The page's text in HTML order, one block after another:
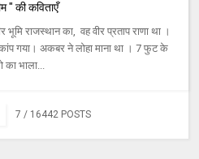
" की कविताएँ
भूमि राजस्थान का, वह वीर प्रताप राणा था ।
गया। अकबर ने लोहा माना था । 7 फुट के
का भाला...
7 / 16442 POSTS